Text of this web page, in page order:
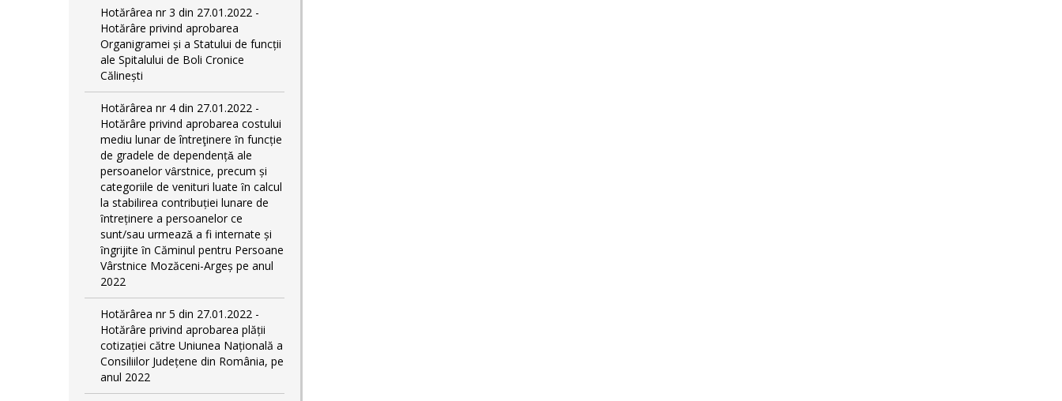
Hotărârea nr 3 din 27.01.2022 -
Hotărâre privind aprobarea
Organigramei și a Statului de funcții
ale Spitalului de Boli Cronice
Călinești
Hotărârea nr 4 din 27.01.2022 -
Hotărâre privind aprobarea costului
mediu lunar de întreţinere ȋn funcție
de gradele de dependențǎ ale
persoanelor vȃrstnice, precum și
categoriile de venituri luate ȋn calcul
la stabilirea contribuției lunare de
ȋntreținere a persoanelor ce
sunt/sau urmeazǎ a fi internate și
ȋngrijite ȋn Căminul pentru Persoane
Vârstnice Mozăceni-Argeș pe anul
2022
Hotărârea nr 5 din 27.01.2022 -
Hotărâre privind aprobarea plății
cotizației către Uniunea Națională a
Consiliilor Județene din România, pe
anul 2022